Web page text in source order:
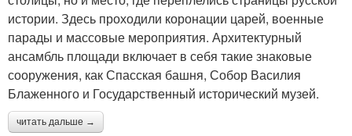
истории. Здесь проходили коронации царей, военные
парады и массовые мероприятия. Архитектурный
ансамбль площади включает в себя такие знаковые
сооружения, как Спасская башня, Собор Василия
Блаженного и Государственный исторический музей.
читать дальше →